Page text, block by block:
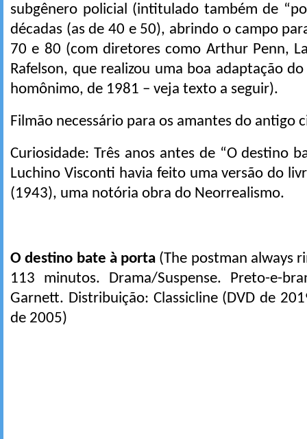
subgênero policial (intitulado também de
décadas (as de 40 e 50), abrindo o campo
70 e 80 (com diretores como Arthur Penn,
Rafelson, que realizou uma boa adaptação
homônimo, de 1981 – veja texto a seguir).
Filmão necessário para os amantes do antigo
Curiosidade: Três anos antes de “O destino
Luchino Visconti havia feito uma versão do
(1943), uma notória obra do Neorrealismo.
O destino bate à porta (The postman always
113 minutos. Drama/Suspense. Preto-e-
Garnett. Distribuição: Classicline (DVD de
de 2005)